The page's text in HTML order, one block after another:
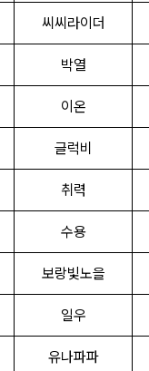
씨씨라이더
박열
이온
글럭비
취력
수용
보랑빛노을
일우
유나파파